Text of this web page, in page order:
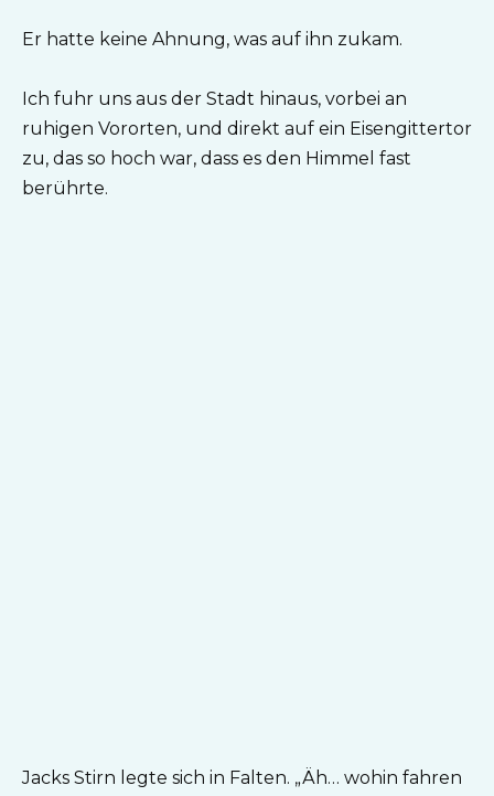
Er hatte keine Ahnung, was auf ihn zukam.
Ich fuhr uns aus der Stadt hinaus, vorbei an
ruhigen Vororten, und direkt auf ein Eisengittertor
zu, das so hoch war, dass es den Himmel fast
berührte.
Jacks Stirn legte sich in Falten. „Äh… wohin fahren